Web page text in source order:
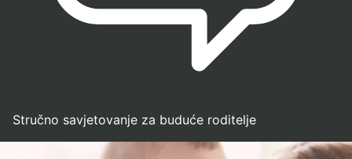
Stručno savjetovanje za buduće roditelje